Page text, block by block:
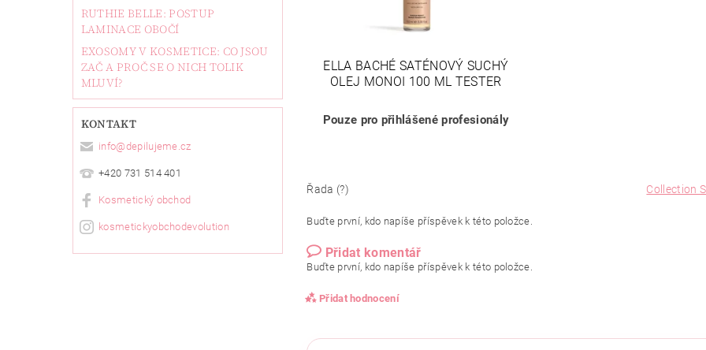
RUTHIE BELLE: POSTUP
LAMINACE OBOČÍ
EXOSOMY V KOSMETICE: CO JSOU
ZAČ A PROČ SE O NICH TOLIK
MLUVÍ?
KONTAKT
info@depilujeme.cz
+420 731 514 401
Kosmetický obchod
kosmetickyobchodevolution
ELLA BACHÉ SATÉNOVÝ SUCHÝ
OLEJ MONOI 100 ML TESTER
Pouze pro přihlášené profesionály
Řada (?) Collection
Buďte první, kdo napíše příspěvek k této položce.
Přidat komentář
Buďte první, kdo napíše příspěvek k této položce.
Přidat hodnocení